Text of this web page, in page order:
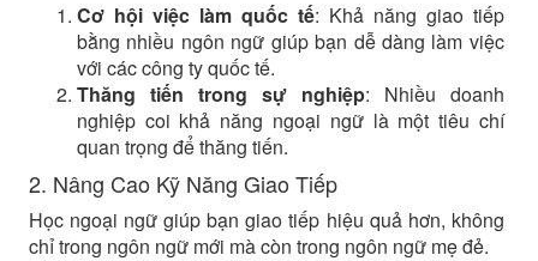
Cơ hội việc làm quốc tế: Khả năng giao tiếp
bằng nhiều ngôn ngữ giúp bạn dễ dàng làm việc
với các công ty quốc tế.
Thăng tiến trong sự nghiệp: Nhiều doanh
nghiệp coi khả năng ngoại ngữ là một tiêu chí
quan trọng để thăng tiến.
2. Nâng Cao Kỹ Năng Giao Tiếp
Học ngoại ngữ giúp bạn giao tiếp hiệu quả hơn, không
chỉ trong ngôn ngữ mới mà còn trong ngôn ngữ mẹ đẻ.